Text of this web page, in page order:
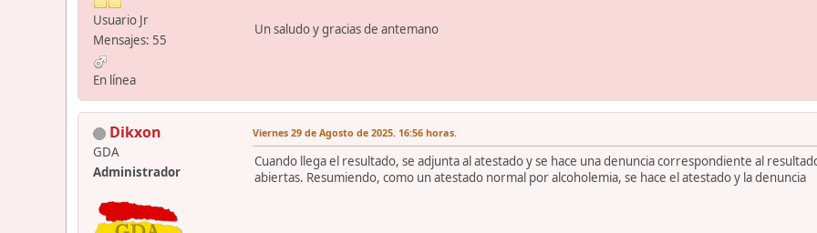
Usuario Jr
Mensajes: 55
En línea
Un saludo y gracias de antemano
Dikxon
GDA
Administrador
Viernes 29 de Agosto de 2025. 16:56 horas.
Cuando llega el resultado, se adjunta al atestado y se hace una denuncia correspondiente al
abiertas. Resumiendo, como un atestado normal por alcoholemia, se hace el atestado y la denuncia